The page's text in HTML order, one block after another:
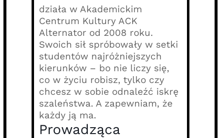
działa w Akademickim
Centrum Kultury ACK
Alternator od 2008 roku.
Swoich sił spróbowały w setki
studentów najróżniejszych
kierunków – bo nie liczy się,
co w życiu robisz, tylko czy
chcesz w sobie odnaleźć iskrę
szaleństwa. A zapewniam, że
każdy ją ma.
Prowadząca